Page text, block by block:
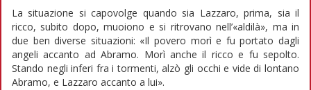
La situazione si capovolge quando sia Lazzaro, prima, sia il
ricco, subito dopo, muoiono e si ritrovano nell’«aldilà», ma in
due ben diverse situazioni: «Il povero morì e fu portato dagli
angeli accanto ad Abramo. Morì anche il ricco e fu sepolto.
Stando negli inferi fra i tormenti, alzò gli occhi e vide di lontano
Abramo, e Lazzaro accanto a lui».